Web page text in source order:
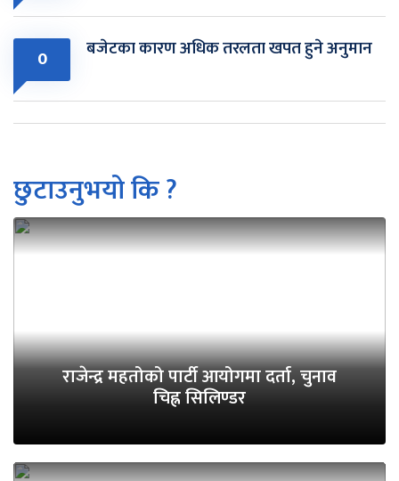
0 बजेटका कारण अधिक तरलता खपत हुने अनुमान
छुटाउनुभयो कि ?
राजेन्द्र महतोको पार्टी आयोगमा दर्ता, चुनाव
चिह्न सिलिण्डर